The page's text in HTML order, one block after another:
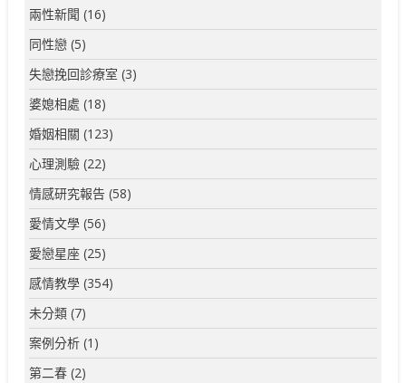
兩性新聞 (16)
同性戀 (5)
失戀挽回診療室 (3)
婆媳相處 (18)
婚姻相關 (123)
心理測驗 (22)
情感研究報告 (58)
愛情文學 (56)
愛戀星座 (25)
感情教學 (354)
未分類 (7)
案例分析 (1)
第二春 (2)